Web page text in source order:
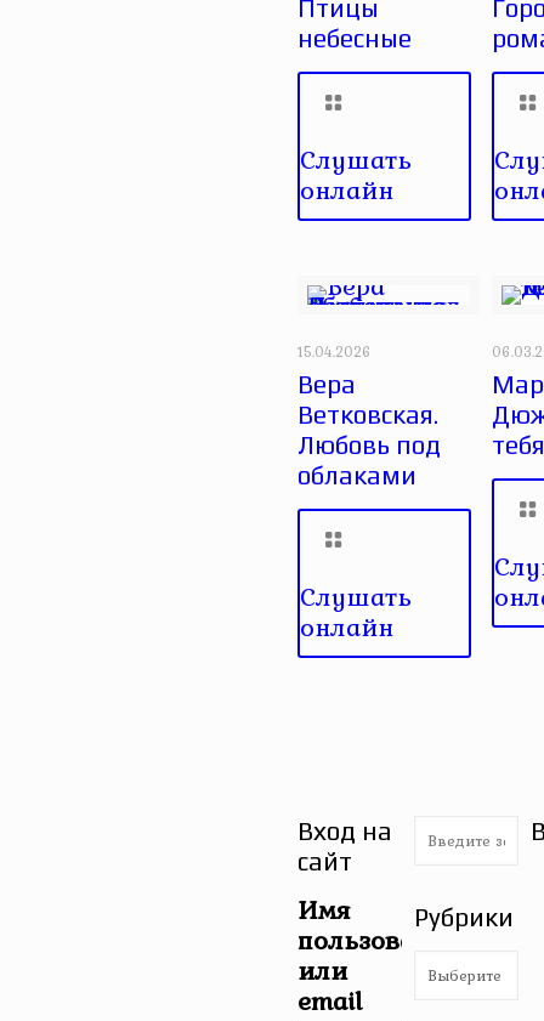
Птицы
небесные
Слушать
онлайн
15.04.2026
Вера
Ветковская.
Любовь под
облаками
Слушать
онлайн
Вход на
сайт
Имя
пользователя
или
email
Рубрики
Рубрики